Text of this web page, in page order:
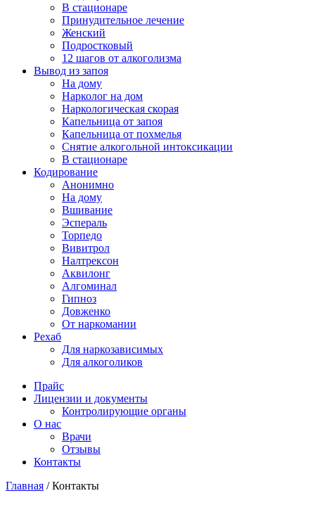
В стационаре
Принудительное лечение
Женский
Подростковый
12 шагов от алкоголизма
Вывод из запоя
На дому
Нарколог на дом
Наркологическая скорая
Капельница от запоя
Капельница от похмелья
Снятие алкогольной интоксикации
В стационаре
Кодирование
Анонимно
На дому
Вшивание
Эспераль
Торпедо
Вивитрол
Налтрексон
Аквилонг
Алгоминал
Гипноз
Довженко
От наркомании
Рехаб
Для наркозависимых
Для алкоголиков
Прайс
Лицензии и документы
Контролирующие органы
О нас
Врачи
Отзывы
Контакты
Главная /Контакты